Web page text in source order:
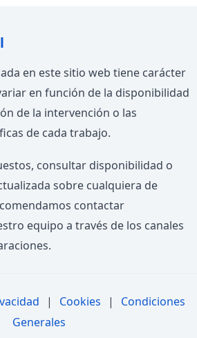
en este sitio web tiene carácter
en función de la disponibilidad
de la intervención o las
de cada trabajo.
consultar disponibilidad o
sobre cualquiera de
contactar
equipo a través de los canales
| Cookies |
Condiciones
Generales